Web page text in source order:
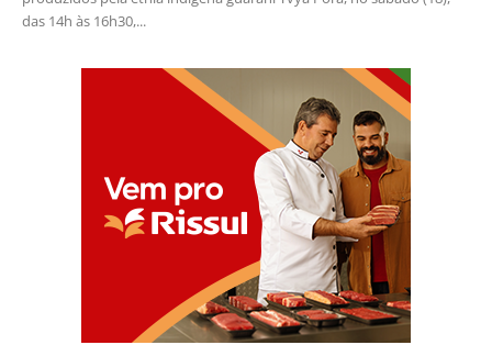
das 14h às 16h30,...